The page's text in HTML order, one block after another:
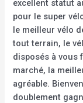
excellent statut
pour le super
le meilleur vélo
tout terrain, le
disposés à vous
marché, la
agréable.
doublement